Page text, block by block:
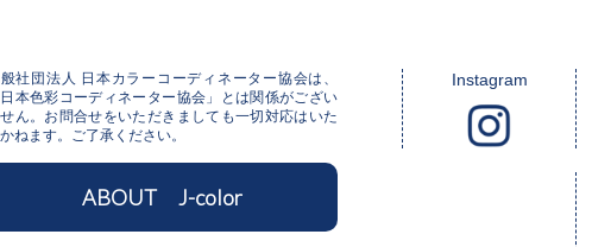
社団法人 日本カラーコーディネーター協会は、
本色彩コーディネーター協会」とは関係がござい
ん。お問合せをいただきましても一切対応はいた
ねます。ご了承ください。
ABOUT J-color
Instagram